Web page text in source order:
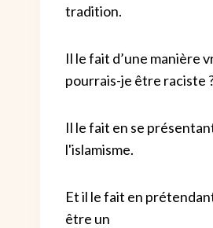
tradition.
Il le fait d’une manière
pourrais-je être raciste
Il le fait en se
l'islamisme.
Et il le fait en
être un